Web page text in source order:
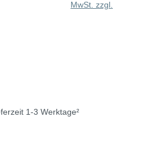
MwSt. zzgl.
1-3 Werktage²